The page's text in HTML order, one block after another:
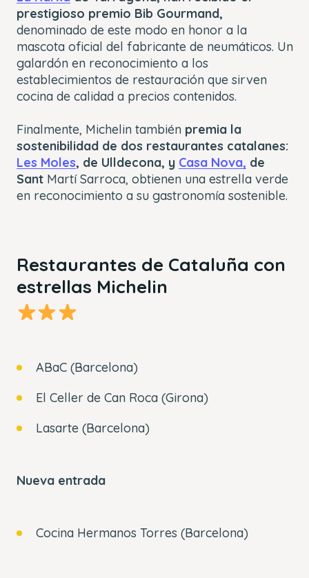
prestigioso premio Bib Gourmand,
denominado de este modo en honor a la
mascota oficial del fabricante de neumáticos. Un
galardón en reconocimiento a los
establecimientos de restauración que sirven
cocina de calidad a precios contenidos.
Finalmente, Michelin también premia la
sostenibilidad de dos restaurantes catalanes:
Les Moles, de Ulldecona, y Casa Nova, de
Sant Martí Sarroca, obtienen una estrella verde
en reconocimiento a su gastronomía sostenible.
Restaurantes de Cataluña con
estrellas Michelin
ABaC (Barcelona)
El Celler de Can Roca (Girona)
Lasarte (Barcelona)
Nueva entrada
Cocina Hermanos Torres (Barcelona)